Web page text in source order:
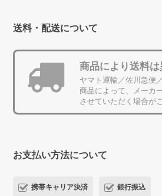
送料・配送について
商品により送料は
ヤマト運輸／佐川急便
商品によって、メーカ
させていただく場合が
お支払い方法について
携帯キャリア決済 銀行振込